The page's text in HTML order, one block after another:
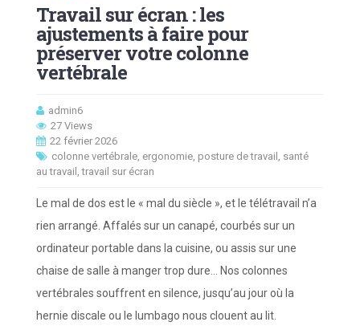
Travail sur écran : les
ajustements à faire pour
préserver votre colonne
vertébrale
admin6
27 Views
22 février 2026
colonne vertébrale ergonomie posture de travail santé
au travail ,travail sur écran
Le mal de dos est le « mal du siècle », et le télétravail n’a
rien arrangé. Affalés sur un canapé, courbés sur un
ordinateur portable dans la cuisine, ou assis sur une
chaise de salle à manger trop dure… Nos colonnes
vertébrales souffrent en silence, jusqu’au jour où la
hernie discale ou le lumbago nous clouent au lit.